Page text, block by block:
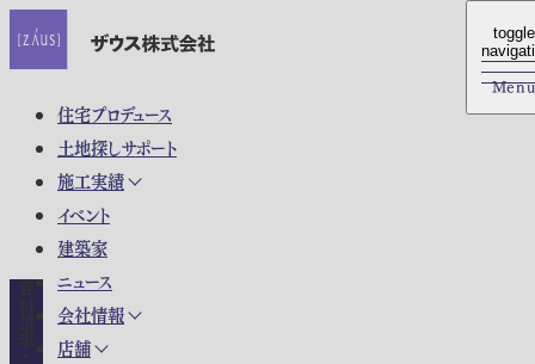
住宅プロデュース
土地探しサポート
施工実績
イベント
建築家
ニュース
会社情報
店舗
toggle
Menu
toggle
Menu